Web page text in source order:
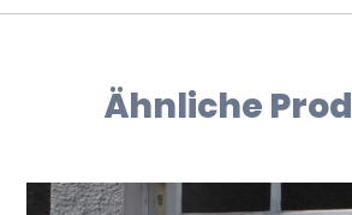
Ähnliche